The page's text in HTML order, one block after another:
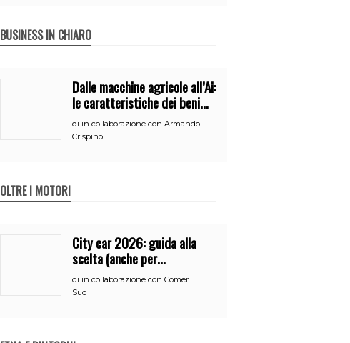
BUSINESS IN CHIARO
Dalle macchine agricole all’Ai:
le caratteristiche dei beni
per accedere
all’iperammortamento
di in collaborazione con Armando
Crispino
OLTRE I MOTORI
City car 2026: guida alla
scelta (anche per
neopatentati)
di in collaborazione con Comer
Sud